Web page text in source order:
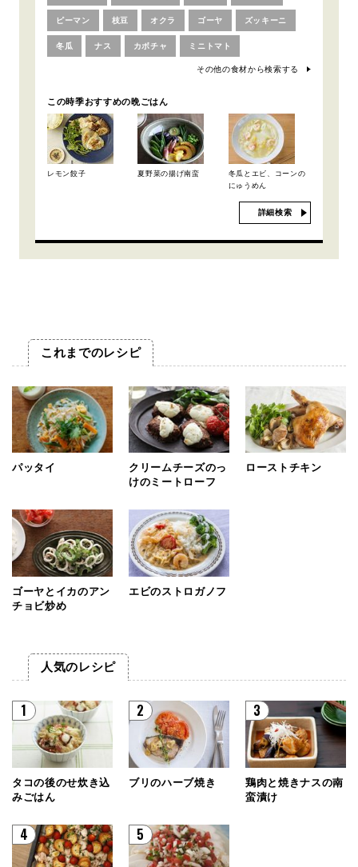
ピーマン 枝豆 オクラ ゴーヤ ズッキーニ
冬瓜 ナス カボチャ ミニトマト
その他の食材から検索する
この時季おすすめの晩ごはん
レモン餃子 夏野菜の揚げ南蛮
冬瓜とエビ、コーンの
にゅうめん
詳細検索
これまでのレシピ
パッタイ
クリームチーズのっ
けのミートローフ
ローストチキン
ゴーヤとイカのアン
チョビ炒め
エビのストロガノフ
人気のレシピ
1
タコの後のせ炊き込
みごはん
2
ブリのハーブ焼き
3
鶏肉と焼きナスの南
蛮漬け
4 5